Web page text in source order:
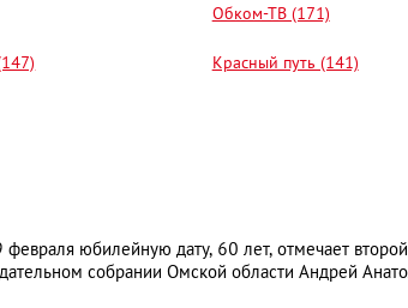
Обком-ТВ (171)
Красный путь (141)
февраля юбилейную дату, 60 лет, отмечает
собрании Омской области Андрей